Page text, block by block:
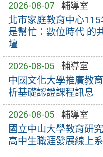
2026-08-07 輔導室
北市家庭教育中心
是幫忙：數位時代 的
壇
2026-08-05 輔導室
中國文化大學推廣教
析基礎認證課程訊息
2026-08-05 輔導室
國立中山大學教育研
高中生職涯發展線上